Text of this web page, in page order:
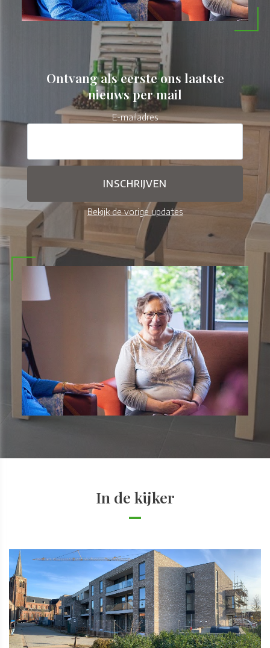
Ontvang als eerste ons laatste
nieuws per mail
E-mailadres
Bekijk de vorige updates
In de kijker